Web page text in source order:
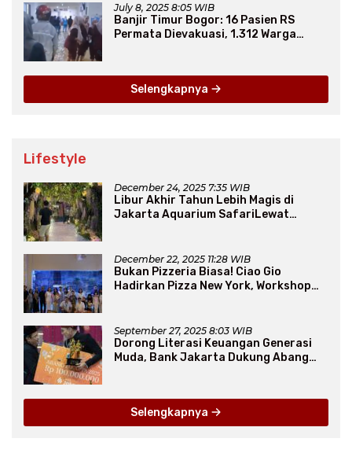
July 8, 2025 8:05 WIB
Banjir Timur Bogor: 16 Pasien RS
Permata Dievakuasi, 1.312 Warga
Selengkapnya
Lifestyle
December 24, 2025 7:35 WIB
Libur Akhir Tahun Lebih Magis di
Jakarta Aquarium SafariLewat
December 22, 2025 11:28 WIB
Bukan Pizzeria Biasa! Ciao Gio
Hadirkan Pizza New York, Workshop
September 27, 2025 8:03 WIB
Dorong Literasi Keuangan Generasi
Muda, Bank Jakarta Dukung Abang
Selengkapnya